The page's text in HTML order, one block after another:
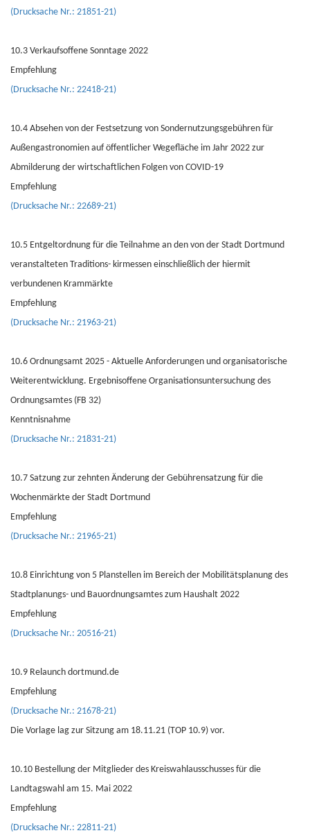
(Drucksache Nr.: 21851-21)
10.3 Verkaufsoffene Sonntage 2022
Empfehlung
(Drucksache Nr.: 22418-21)
10.4 Absehen von der Festsetzung von Sondernutzungsgebühren für
Außengastronomien auf öffentlicher Wegefläche im Jahr 2022 zur
Abmilderung der wirtschaftlichen Folgen von COVID-19
Empfehlung
(Drucksache Nr.: 22689-21)
10.5 Entgeltordnung für die Teilnahme an den von der Stadt Dortmund
veranstalteten Traditions- kirmessen einschließlich der hiermit
verbundenen Krammärkte
Empfehlung
(Drucksache Nr.: 21963-21)
10.6 Ordnungsamt 2025 - Aktuelle Anforderungen und organisatorische
Weiterentwicklung. Ergebnisoffene Organisationsuntersuchung des
Ordnungsamtes (FB 32)
Kenntnisnahme
(Drucksache Nr.: 21831-21)
10.7 Satzung zur zehnten Änderung der Gebührensatzung für die
Wochenmärkte der Stadt Dortmund
Empfehlung
(Drucksache Nr.: 21965-21)
10.8 Einrichtung von 5 Planstellen im Bereich der Mobilitätsplanung des
Stadtplanungs- und Bauordnungsamtes zum Haushalt 2022
Empfehlung
(Drucksache Nr.: 20516-21)
10.9 Relaunch dortmund.de
Empfehlung
(Drucksache Nr.: 21678-21)
Die Vorlage lag zur Sitzung am 18.11.21 (TOP 10.9) vor.
10.10 Bestellung der Mitglieder des Kreiswahlausschusses für die
Landtagswahl am 15. Mai 2022
Empfehlung
(Drucksache Nr.: 22811-21)